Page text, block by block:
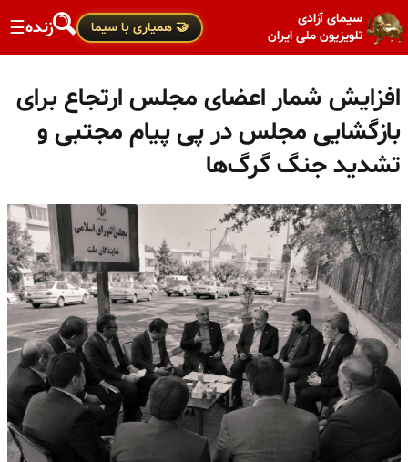
سیمای آزادی
تلویزیون ملی ایران
🤝 همیاری با سیما زنده☰
افزایش شمار اعضای مجلس ارتجاع برای
بازگشایی مجلس در پی پیام مجتبی و
تشدید جنگ گرگ‌ها